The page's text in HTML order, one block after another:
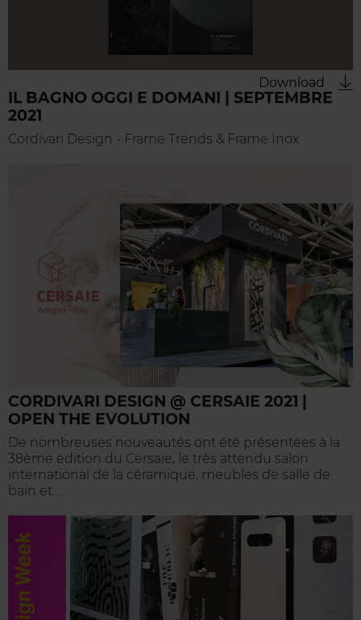
Download
IL BAGNO OGGI E DOMANI | SEPTEMBRE
2021
Cordivari Design - Frame Trends & Frame Inox
CORDIVARI DESIGN @ CERSAIE 2021 |
OPEN THE EVOLUTION
De nombreuses nouveautés ont été présentées à la
38ème édition du Cersaie, le très attendu salon
international de la céramique, meubles de salle de
bain et …